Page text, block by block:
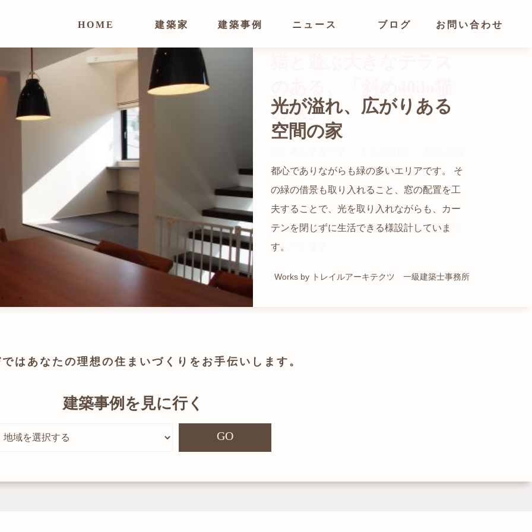
HOME 建築家 建築事例 ニュース ブログ お問い合わせ
よいをテーマに、設計に取り組みました。 敷
地の中で最も心地よい場所を、猫が外で遊べ
る大きなテラスとし、そのテラスから、光・
風・眺めがリビングに飛び込んで来る間取り
としています。
Works by 小木野貴光アトリエ
光が溢れ、広がりある
空間の家
都心でありながらも緑の多いエリアです。 そ
の緑の借景も取り入れること、窓の配置を工
夫することで、光を取り入れながらも、カー
テンを閉じずに生活できる様設計していま
す。
Works by トレイルアーキテクツ 一級建築士事務所
自然の中の岩山を切り開いて造った、ワイル
ドなゲストハウスをイメージした空間が広が
る都市型住宅です。
Works by ZAG空間設計舎
かつての機織り工場が、その趣を残しつつ孫
世帯の住居へと蘇りました。
Works by ZAG空間設計舎
は あなたの理想の住まいづくりを お手伝いします。
建築事例を見に行く
GO